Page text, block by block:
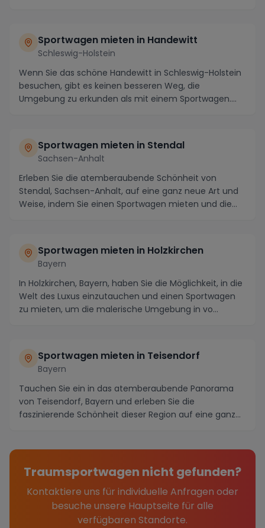
Sportwagen mieten in Handewitt
Schleswig-Holstein
Wenn Sie das schöne Handewitt in Schleswig-Holstein
besuchen, gibt es keinen besseren Weg, die
Umgebung zu erkunden als mit einem Sportwagen.
Sportwagen mieten in Stendal
Sachsen-Anhalt
Erleben Sie die atemberaubende Schönheit von
Stendal, Sachsen-Anhalt, auf eine ganz neue Art und
Weise, indem Sie einen Sportwagen mieten und die
Sportwagen mieten in Holzkirchen
Bayern
In Holzkirchen, Bayern, haben Sie die Möglichkeit, in die
Welt des Luxus einzutauchen und einen Sportwagen
zu mieten, um die malerische Umgebung in vo...
Sportwagen mieten in Teisendorf
Bayern
Tauchen Sie ein in das atemberaubende Panorama
von Teisendorf, Bayern und erleben Sie die
faszinierende Schönheit dieser Region auf eine ganz
Traumsportwagen nicht gefunden?
Kontaktiere uns für individuelle Anfragen oder
besuche unsere Hauptseite für alle
verfügbaren Standorte.